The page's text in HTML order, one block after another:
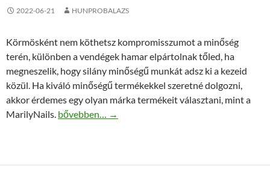
2022-06-21 HUNPROBALAZS
Körmösként nem köthetsz kompromisszumot a minőség
terén, különben a vendégek hamar elpártolnak tőled, ha
megneszelik, hogy silány minőségű munkát adsz ki a kezeid
közül. Ha kiváló minőségű termékekkel szeretné dolgozni,
akkor érdemes egy olyan márka termékeit választani, mint a
MarilyNails. Használj minőségi, MarilyNails átlátszó, építő
bővebben… →